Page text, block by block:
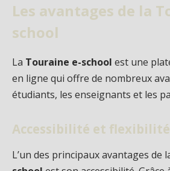
Les avantages de la
school
La Touraine e-school est une
en ligne qui offre de nombreux
étudiants, les enseignants et les
Accessibilité et flexibilité
L’un des principaux avantages de